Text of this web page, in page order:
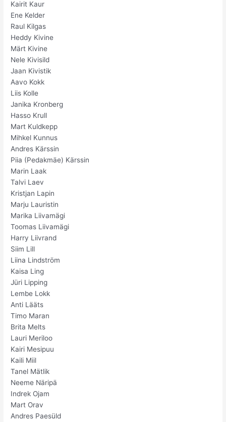
Kairit Kaur
Ene Kelder
Raul Kilgas
Heddy Kivine
Märt Kivine
Nele Kivisild
Jaan Kivistik
Aavo Kokk
Liis Kolle
Janika Kronberg
Hasso Krull
Mart Kuldkepp
Mihkel Kunnus
Andres Kärssin
Piia (Pedakmäe) Kärssin
Marin Laak
Talvi Laev
Kristjan Lapin
Marju Lauristin
Marika Liivamägi
Toomas Liivamägi
Harry Liivrand
Siim Lill
Liina Lindström
Kaisa Ling
Jüri Lipping
Lembe Lokk
Anti Lääts
Timo Maran
Brita Melts
Lauri Meriloo
Kairi Mesipuu
Kaili Miil
Tanel Mätlik
Neeme Näripä
Indrek Ojam
Mart Orav
Andres Paesüld